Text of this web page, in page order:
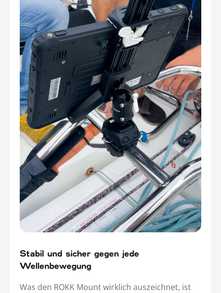
Stabil und sicher gegen jede
Wellenbewegung
Was den ROKK Mount wirklich auszeichnet, ist